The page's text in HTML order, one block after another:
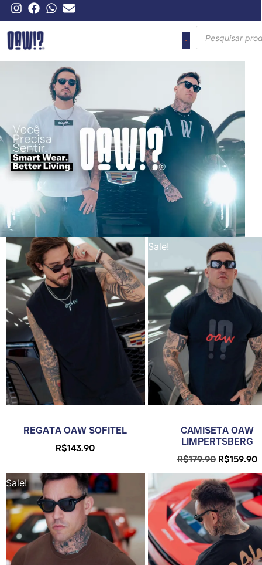
REGATA OAW SOFITEL
R$143.90
Sale!
CAMISETA OAW
LIMPERTSBERG
R$179.90 R$159.90
Sale!